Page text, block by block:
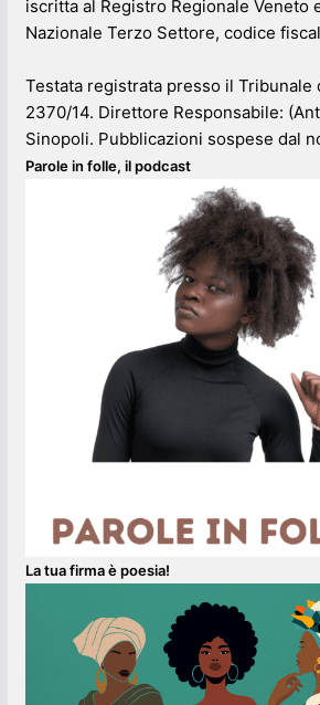
iscritta al Registro Regionale Veneto
Nazionale Terzo Settore, codice
Testata registrata presso il Tribunale
2370/14. Direttore Responsabile:
Sinopoli. Pubblicazioni sospese dal
Parole in folle, il podcast
La tua firma è poesia!